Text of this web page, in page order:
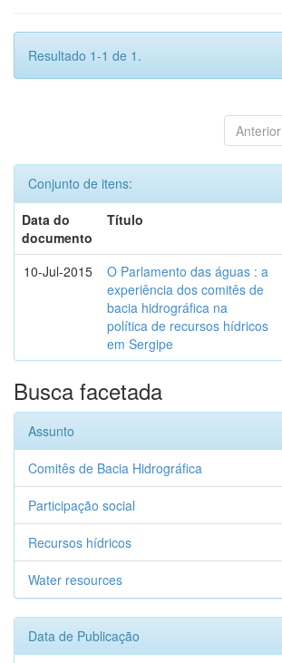
Resultado 1-1 de 1.
Anterior
Conjunto de itens:
Data do
documento
Título
10-Jul-2015
O Parlamento das águas : a
experiência dos comitês de
bacia hidrográfica na
política de recursos hídricos
em Sergipe
Busca facetada
Assunto
Comitês de Bacia Hidrográfica
Participação social
Recursos hídricos
Water resources
Data de Publicação